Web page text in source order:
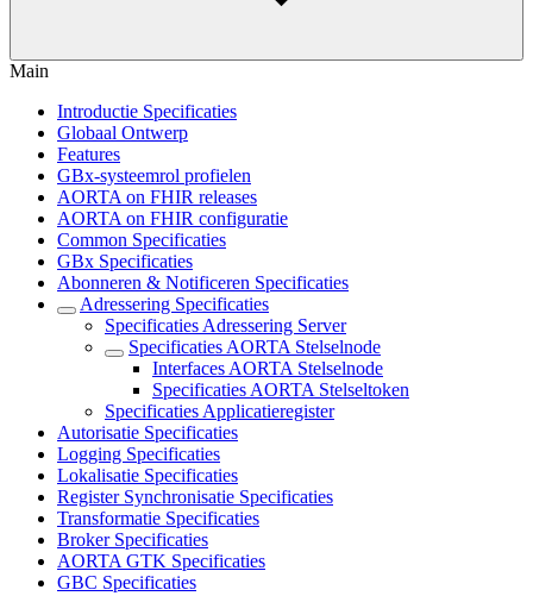
Main
Introductie Specificaties
Globaal Ontwerp
Features
GBx-systeemrol profielen
AORTA on FHIR releases
AORTA on FHIR configuratie
Common Specificaties
GBx Specificaties
Abonneren & Notificeren Specificaties
Adressering Specificaties
Specificaties Adressering Server
Specificaties AORTA Stelselnode
Interfaces AORTA Stelselnode
Specificaties AORTA Stelseltoken
Specificaties Applicatieregister
Autorisatie Specificaties
Logging Specificaties
Lokalisatie Specificaties
Register Synchronisatie Specificaties
Transformatie Specificaties
Broker Specificaties
AORTA GTK Specificaties
GBC Specificaties